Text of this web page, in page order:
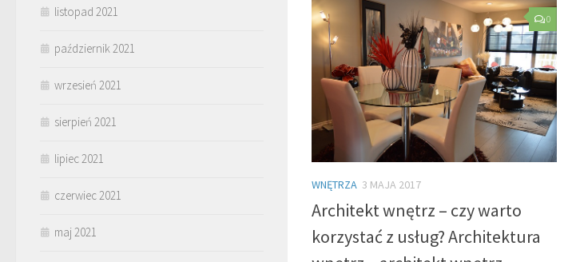
0
WNĘTRZA 3 MAJA 2017
Architekt wnętrz – czy warto
korzystać z usług? Architektura
listopad 2021
październik 2021
wrzesień 2021
sierpień 2021
lipiec 2021
czerwiec 2021
maj 2021